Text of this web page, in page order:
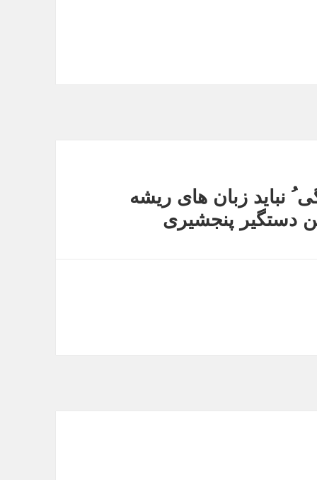
نباید زبان های ریشه
دستگیر پنجشیری